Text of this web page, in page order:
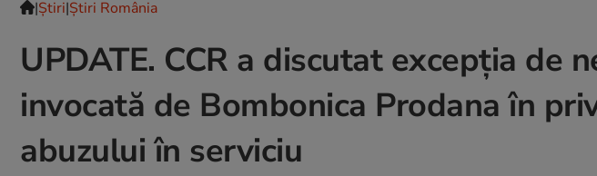
|Ştiri|Știri România
UPDATE. CCR a discutat excepţia de
invocată de Bombonica Prodana în
abuzului în serviciu